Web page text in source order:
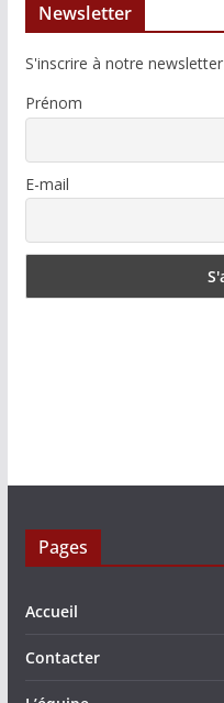
Newsletter
S'inscrire à notre newsletter
Prénom
E-mail
Pages
Accueil
Contacter